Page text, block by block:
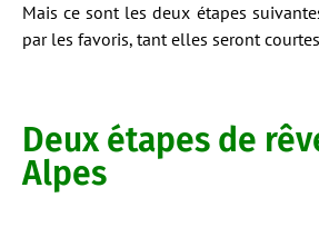
Mais ce sont les deux étapes
par les favoris, tant elles seront
Deux étapes de
Alpes